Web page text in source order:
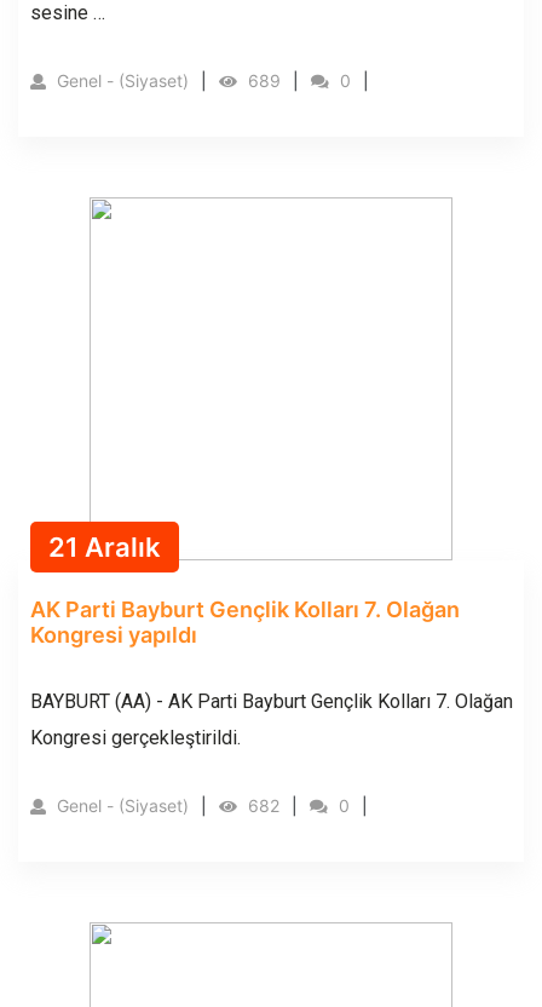
sesine …
Genel - (Siyaset) 689 0
21 Aralık
AK Parti Bayburt Gençlik Kolları 7. Olağan
Kongresi yapıldı
BAYBURT (AA) - AK Parti Bayburt Gençlik Kolları 7. Olağan
Kongresi gerçekleştirildi.
Genel - (Siyaset) 682 0